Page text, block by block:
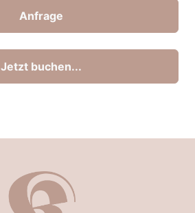
Anfrage
Jetzt buchen...